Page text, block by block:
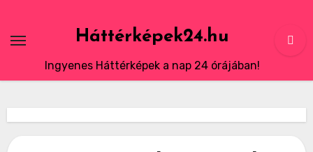
content
Háttérképek24.hu
Ingyenes Háttérképek a nap 24 órájában!